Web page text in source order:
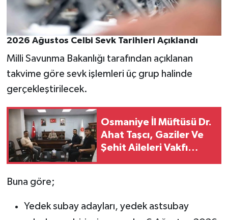
2026 Ağustos Celbi Sevk Tarihleri Açıklandı
Milli Savunma Bakanlığı tarafından açıklanan
takvime göre sevk işlemleri üç grup halinde
gerçekleştirilecek.
Osmaniye İl Müftüsü Dr.
Ahat Taşcı, Gaziler Ve
Şehit Aileleri Vakfı
Buna göre;
Yedek subay adayları, yedek astsubay